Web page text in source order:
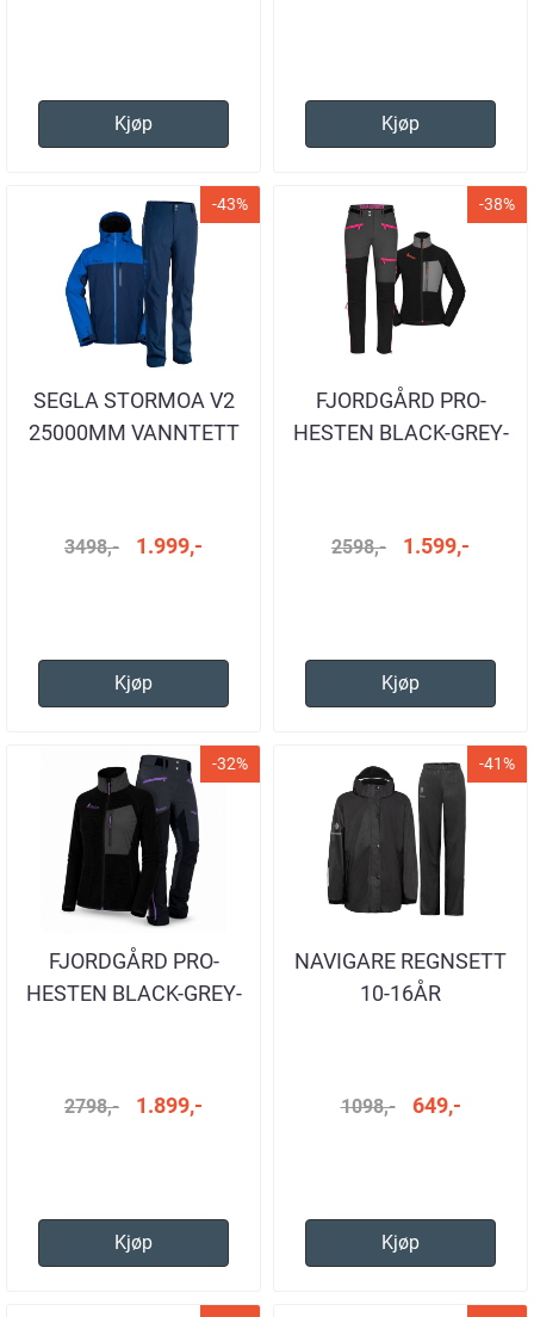
Kjøp Kjøp
-43%
SEGLA STORMOA V2
25000MM VANNTETT
3498,- 1.999,-
Kjøp
-38%
FJORDGÅRD PRO-
HESTEN BLACK-GREY-
2598,- 1.599,-
Kjøp
-32%
FJORDGÅRD PRO-
HESTEN BLACK-GREY-
2798,- 1.899,-
Kjøp
-41%
NAVIGARE REGNSETT
10-16ÅR
1098,- 649,-
Kjøp